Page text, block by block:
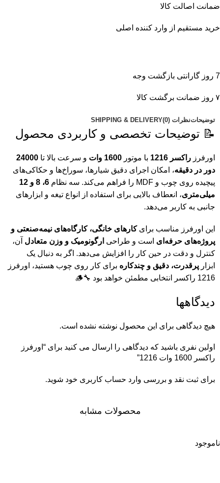
ضمانت اصالت کالا
خرید مستقیم از وارد کننده اصلی
7 روز گارانتی بازگشت وجه
۷ روز ضمانت برگشت کالا
توضیحاتنظرات (0) SHIPPING & DELIVERY
📝 توضیحات تخصصی و کاربردی محصول
اورفرز راکسر 1216 با موتور 1600 وات و سرعت بالا تا 24000
دور در دقیقه، امکان اجرای دقیق شیارها، سوراخ‌ها و حکاکی‌های
پیچیده روی چوب و MDF را فراهم می‌کند. سه نظام
6، 8 و 12
میلی‌متری، انعطاف بالایی برای استفاده از انواع تیغه و ابزارهای
جانبی به کاربر می‌دهد.
این اورفرز مناسب برایکارهای خانگی، کارگاه‌های نیمه‌صنعتی و
پروژه‌های حرفه‌ای است و طراحی ارگونومیک و وزن متعادل آن،
کنترل و دقت در حین کار را افزایش می‌دهد. اگر به دنبال یک
ابزار پرقدرت، دقیق و چندکاره برای کار روی چوب هستید، اورفرز
1216 راکسر انتخابی مطمئن خواهد بود 🔧🪵
دیدگاهها
هیچ دیدگاهی برای این محصول نوشته نشده است.
اولین نفری باشید که دیدگاهی را ارسال می کنید برای “اورفرز
راکسر 1600 وات 1216”
برای ثبت نقد و بررسی وارد حساب کاربری خود شوید.
محصولات مشابه
ناموجود